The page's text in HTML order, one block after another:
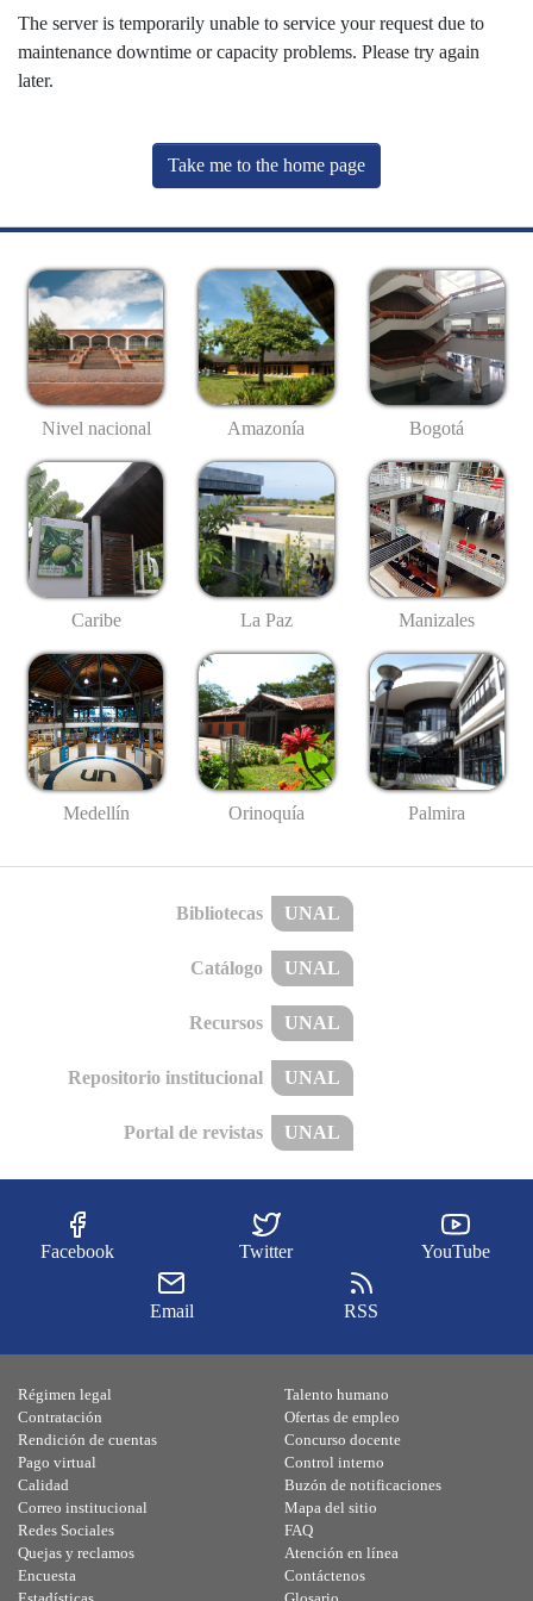
The server is temporarily unable to service your request due to
maintenance downtime or capacity problems. Please try again
later.
Take me to the home page
Nivel nacional Amazonía Bogotá
Caribe La Paz Manizales
Medellín Orinoquía Palmira
Bibliotecas UNAL
Catálogo UNAL
Recursos UNAL
Repositorio institucional UNAL
Portal de revistas UNAL
Facebook Twitter YouTube
Email RSS
Régimen legal
Contratación
Rendición de cuentas
Pago virtual
Calidad
Talento humano
Ofertas de empleo
Concurso docente
Control interno
Buzón de notificaciones
Correo institucional
Redes Sociales
Quejas y reclamos
Encuesta
Mapa del sitio
FAQ
Atención en línea
Contáctenos